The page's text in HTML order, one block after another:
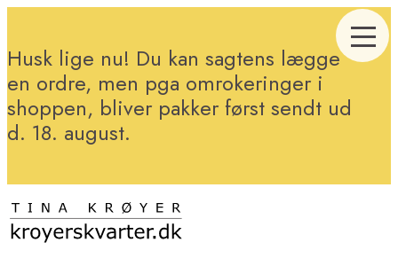
Husk lige nu! Du kan sagtens lægge
en ordre, men pga omrokeringer i
shoppen, bliver pakker først sendt ud
d. 18. august.